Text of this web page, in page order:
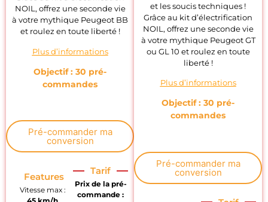
NOIL, offrez une seconde vie
à votre mythique Peugeot BB
et roulez en toute liberté !
Plus d’informations
Objectif : 30 pré-
commandes
Pré-commander ma
conversion
Features
Vitesse max :
Tarif
Prix de la pré-
commande :
et les soucis techniques !
Grâce au kit d’électrification
NOIL, offrez une seconde vie
à votre mythique Peugeot GT
ou GL 10 et roulez en toute
liberté !
Plus d’informations
Objectif : 30 pré-
commandes
Pré-commander ma
conversion